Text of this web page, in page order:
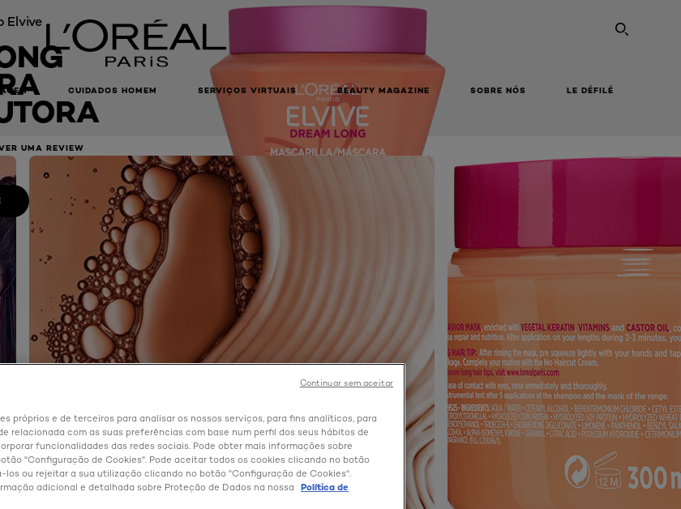
CUIDADOS HOMEM SERVIÇOS VIRTUAIS BEAUTY MAGAZINE SOBRE NÓS LE DÉFILÉ
Elvive
UMA REVIEW
próprios e de terceiros para analisar os nossos serviços, para fins analíticos, para
relacionada com as suas preferências com base num perfil dos seus hábitos de
funcionalidades das redes sociais. Pode obter mais informações sobre
"Configuração de Cookies". Pode aceitar todos os cookies clicando no botão
los ou rejeitar a sua utilização clicando no botão "Configuração de Cookies".
adicional e detalhada sobre Proteção de Dados na nossa
Política de
Continuar sem aceitar